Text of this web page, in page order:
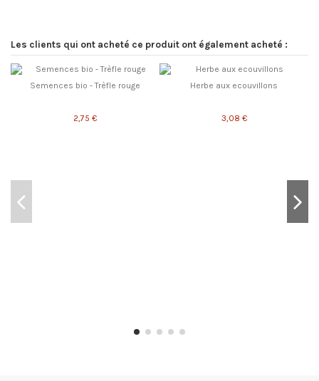
Les clients qui ont acheté ce produit ont également acheté :
Semences bio - Trèfle rouge
2,75 €
Herbe aux ecouvillons
3,08 €